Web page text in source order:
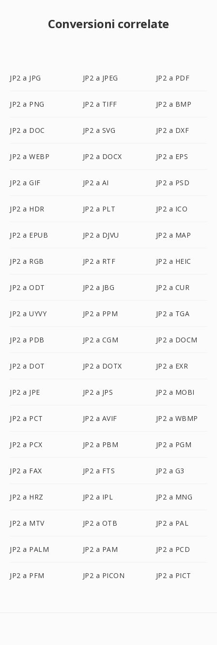
Conversioni correlate
JP2 a JPG JP2 a JPEG JP2 a PDF
JP2 a PNG JP2 a TIFF JP2 a BMP
JP2 a DOC JP2 a SVG JP2 a DXF
JP2 a WEBP JP2 a DOCX JP2 a EPS
JP2 a GIF JP2 a AI JP2 a PSD
JP2 a HDR JP2 a PLT JP2 a ICO
JP2 a EPUB JP2 a DJVU JP2 a MAP
JP2 a RGB JP2 a RTF JP2 a HEIC
JP2 a ODT JP2 a JBG JP2 a CUR
JP2 a UYVY JP2 a PPM JP2 a TGA
JP2 a PDB JP2 a CGM JP2 a DOCM
JP2 a DOT JP2 a DOTX JP2 a EXR
JP2 a JPE JP2 a JPS JP2 a MOBI
JP2 a PCT JP2 a AVIF JP2 a WBMP
JP2 a PCX JP2 a PBM JP2 a PGM
JP2 a FAX JP2 a FTS JP2 a G3
JP2 a HRZ JP2 a IPL JP2 a MNG
JP2 a MTV JP2 a OTB JP2 a PAL
JP2 a PALM JP2 a PAM JP2 a PCD
JP2 a PFM JP2 a PICON JP2 a PICT